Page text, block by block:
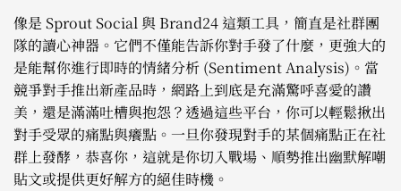
像是 Sprout Social 與 Brand24 這類工具，簡直是社群團
隊的讀心神器。它們不僅能告訴你對手發了什麼，更強大的
是能幫你進行即時的情緒分析 (Sentiment Analysis)。當
競爭對手推出新產品時，網路上到底是充滿驚呼喜愛的讚
美，還是滿滿吐槽與抱怨？透過這些平台，你可以輕鬆揪出
對手受眾的痛點與癢點。一旦你發現對手的某個痛點正在社
群上發酵，恭喜你，這就是你切入戰場、順勢推出幽默解嘲
貼文或提供更好解方的絕佳時機。